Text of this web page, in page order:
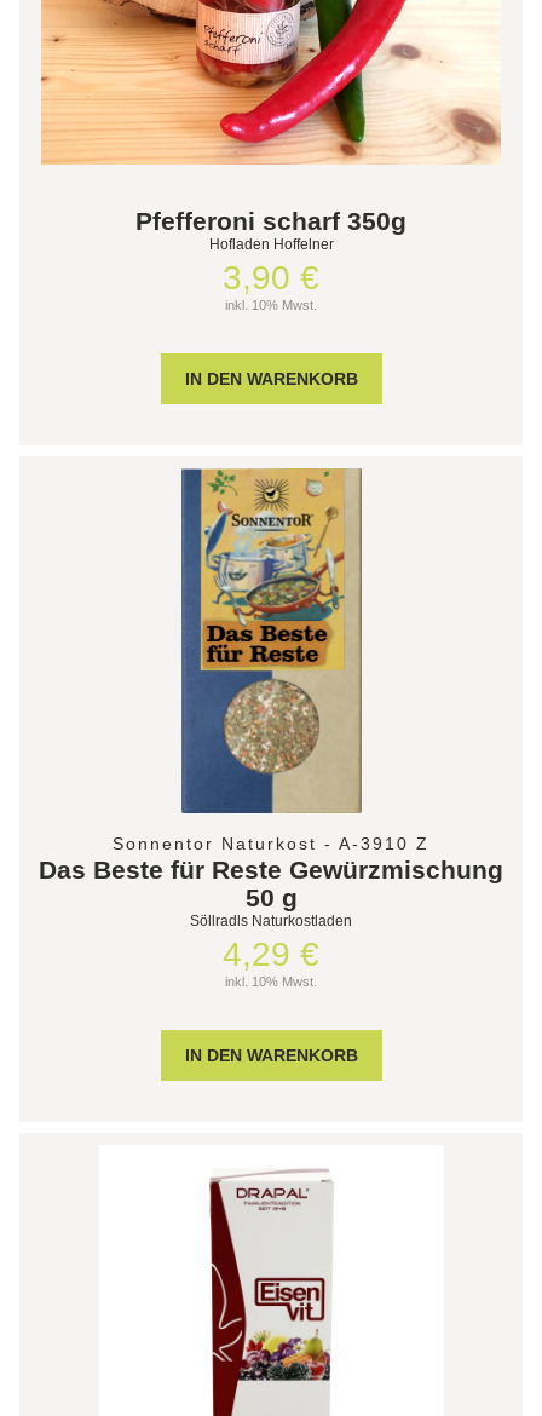
Pfefferoni scharf 350g
Hofladen Hoffelner
3,90 €
inkl. 10% Mwst.
Sonnentor Naturkost - A-3910 Z
Das Beste für Reste Gewürzmischung
50 g
Söllradls Naturkostladen
4,29 €
inkl. 10% Mwst.